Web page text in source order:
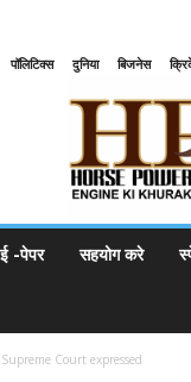
पॉलिटिक्स दुनिया बिजनेस
ई -पेपर सहयोग करे
Court expressed